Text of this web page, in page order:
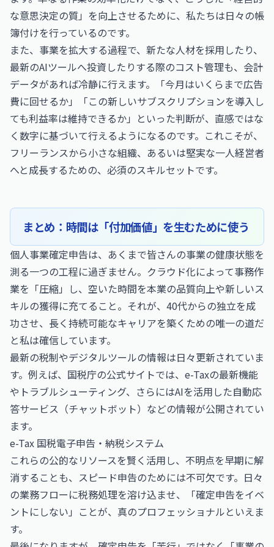
な意思決定の質」を向上させるために、私たちは日々の帳
簿付けを行っているのです。
また、事業を拡大する過程で、新たな人材を採用したり、
最新のAIツールへ投資したりする際のコスト管理も、会計
データがあれば冷静に行えます。「今月はいくらまで広告
費に回せるか」「この新しいサブスクリプションを導入し
ても利益率は維持できるか」といった判断が、直感ではな
く数字に基づいて行えるようになるのです。これこそが、
フリーランスから小さな組織、あるいは堅実な一人経営者
へと成長するための、必須のスキルセットです。
まとめ：時間は「付加価値」を生むために使う
個人事業確定申告は、あくまで皆さんの事業の健康状態を
測る一つの工程に過ぎません。クラウド化によって事務作
業を「圧縮」し、空いた時間を本業の品質向上や新しいス
キルの獲得に充てること。それが、40代からの独立を成
功させ、長く持続可能なキャリアを築くための唯一の道だ
と私は確信しています。
最新の税制やデジタルツールの情報は日々更新されていま
す。例えば、国税庁の公式サイトでは、e-Taxの最新機能
やトラブルシューティング、さらにはAIを活用した自動応
答サービス（チャットボット）などの情報が公開されてい
ます。
e-Tax 国税電子申告・納税システム
これらの公的なリソースを賢く活用し、不明点を早期に解
消することも、スピード申告のためには不可欠です。日々
の業務フローに税務処理を溶け込ませ、「確定申告をイベ
ントにしない」ことが、真のプロフェッショナルといえま
す。